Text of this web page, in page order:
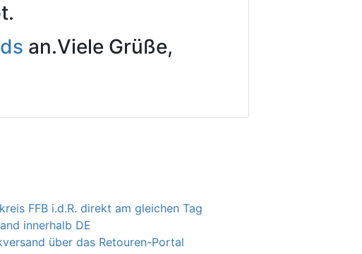
an.Viele Grüße,
FFB i.d.R. direkt am gleichen Tag
innerhalb DE
über das Retouren-Portal